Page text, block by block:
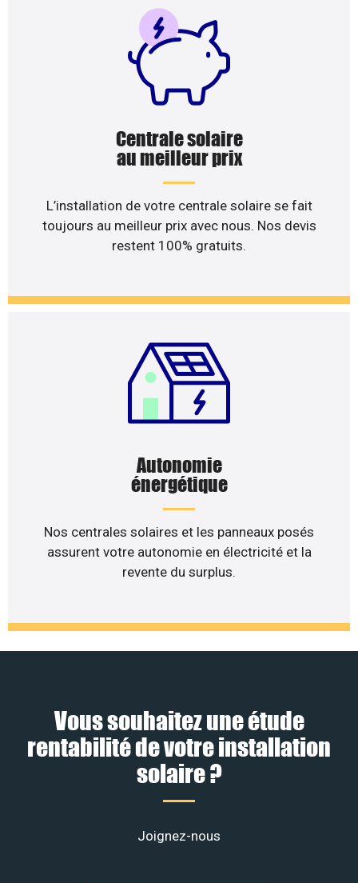
Centrale solaire
au meilleur prix
L’installation de votre centrale solaire se fait
toujours au meilleur prix avec nous. Nos devis
restent 100% gratuits.
Autonomie
énergétique
Nos centrales solaires et les panneaux posés
assurent votre autonomie en électricité et la
revente du surplus.
Vous souhaitez une étude
rentabilité de votre installation
solaire ?
Joignez-nous